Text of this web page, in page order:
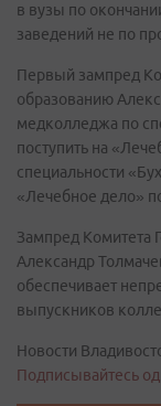
в вузы по
заведений не по
Первый зампред
образованию
медколледжа по
поступить на
специальности
«Лечебное дело»
Зампред Комитета
Александр
обеспечивает
выпускников
Новости
Подписывайтесь